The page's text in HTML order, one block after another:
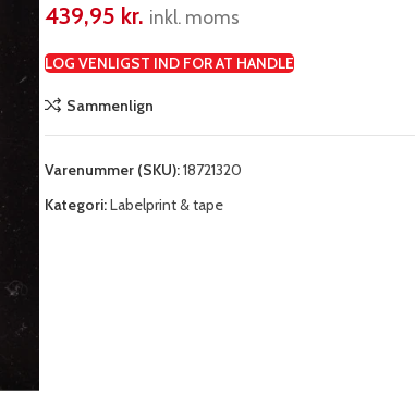
439,95 kr. inkl. moms
LOG VENLIGST IND FOR AT HANDLE
Sammenlign
Varenummer (SKU):18721320
Kategori:Labelprint & tape